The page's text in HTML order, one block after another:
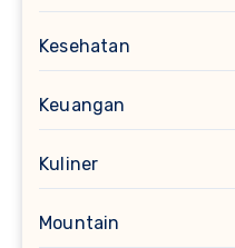
Kesehatan
Keuangan
Kuliner
Mountain